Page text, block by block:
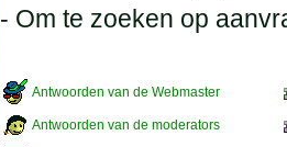
- Om te zoeken op
Antwoorden van de Webmaster
Antwoorden van de moderators